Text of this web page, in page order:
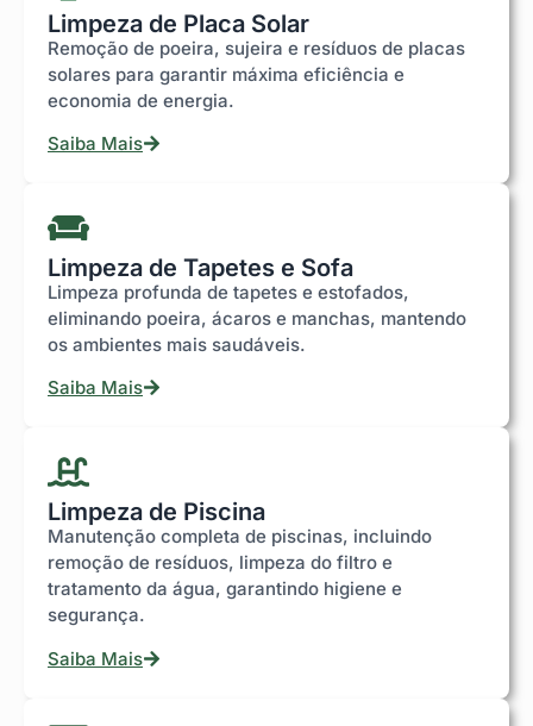
Limpeza de Placa Solar
Remoção de poeira, sujeira e resíduos de placas
solares para garantir máxima eficiência e
economia de energia.
Saiba Mais
Limpeza de Tapetes e Sofa
Limpeza profunda de tapetes e estofados,
eliminando poeira, ácaros e manchas, mantendo
os ambientes mais saudáveis.
Saiba Mais
Limpeza de Piscina
Manutenção completa de piscinas, incluindo
remoção de resíduos, limpeza do filtro e
tratamento da água, garantindo higiene e
segurança.
Saiba Mais